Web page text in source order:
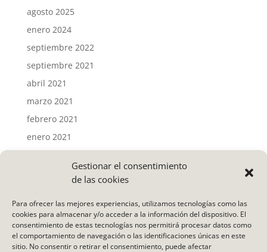
Gestionar el consentimiento
de las cookies
Para ofrecer las mejores experiencias, utilizamos tecnologías como las
cookies para almacenar y/o acceder a la información del dispositivo. El
consentimiento de estas tecnologías nos permitirá procesar datos como
el comportamiento de navegación o las identificaciones únicas en este
sitio. No consentir o retirar el consentimiento, puede afectar
agosto 2025
enero 2024
septiembre 2022
septiembre 2021
abril 2021
marzo 2021
febrero 2021
enero 2021
Categorías
Noticias
Uncategorized
Vídeo